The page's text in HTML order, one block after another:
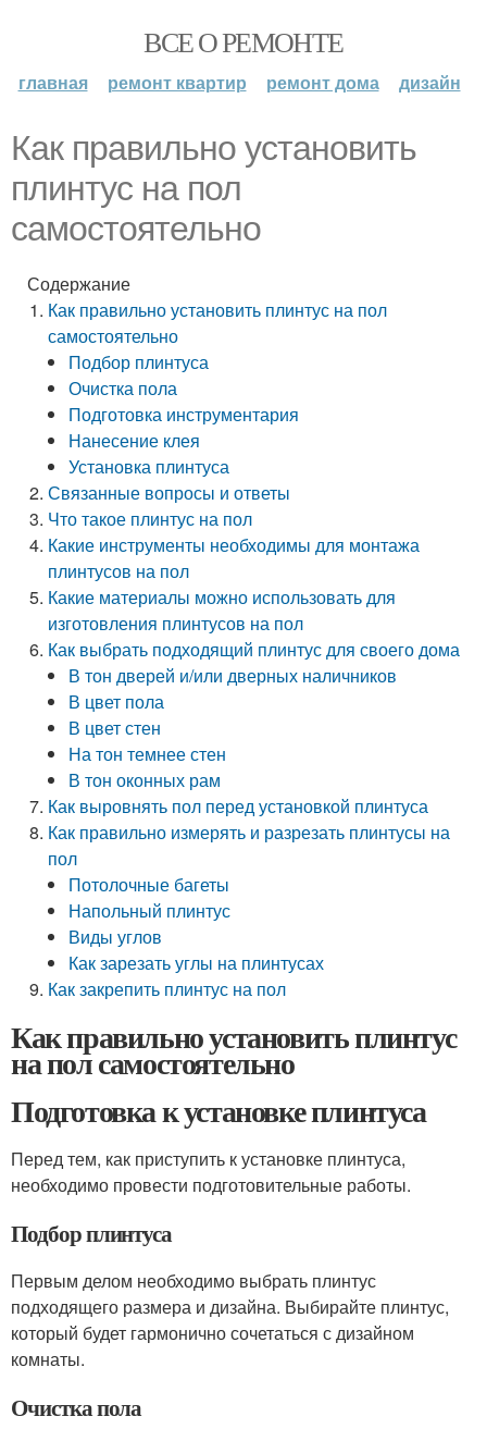
ВСЕ О РЕМОНТЕ
главная ремонт квартир ремонт дома дизайн
Как правильно установить
плинтус на пол
самостоятельно
Содержание
Как правильно установить плинтус на пол
самостоятельно
Подбор плинтуса
Очистка пола
Подготовка инструментария
Нанесение клея
Установка плинтуса
Связанные вопросы и ответы
Что такое плинтус на пол
Какие инструменты необходимы для монтажа
плинтусов на пол
Какие материалы можно использовать для
изготовления плинтусов на пол
Как выбрать подходящий плинтус для своего дома
В тон дверей и/или дверных наличников
В цвет пола
В цвет стен
На тон темнее стен
В тон оконных рам
Как выровнять пол перед установкой плинтуса
Как правильно измерять и разрезать плинтусы на
пол
Потолочные багеты
Напольный плинтус
Виды углов
Как зарезать углы на плинтусах
Как закрепить плинтус на пол
Как правильно установить плинтус
на пол самостоятельно
Подготовка к установке плинтуса
Перед тем, как приступить к установке плинтуса,
необходимо провести подготовительные работы.
Подбор плинтуса
Первым делом необходимо выбрать плинтус
подходящего размера и дизайна. Выбирайте плинтус,
который будет гармонично сочетаться с дизайном
комнаты.
Очистка пола